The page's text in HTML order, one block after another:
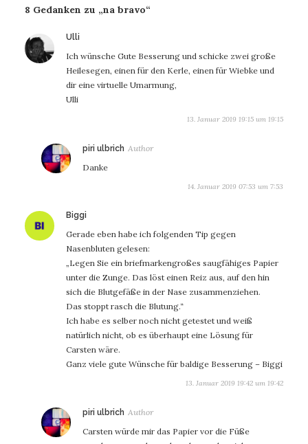
8 Gedanken zu „na bravo“
Ulli
Ich wünsche Gute Besserung und schicke zwei große
Heilesegen, einen für den Kerle, einen für Wiebke und
dir eine virtuelle Umarmung,
Ulli
13. Januar 2019 19:15 um 19:15
piri ulbrich sagt:
Danke
14. Januar 2019 07:53 um 7:53
Biggi
Gerade eben habe ich folgenden Tip gegen
Nasenbluten gelesen:
„Legen Sie ein briefmarkengroßes saugfähiges Papier
unter die Zunge. Das löst einen Reiz aus, auf den hin
sich die Blutgefäße in der Nase zusammenziehen.
Das stoppt rasch die Blutung.“
Ich habe es selber noch nicht getestet und weiß
natürlich nicht, ob es überhaupt eine Lösung für
Carsten wäre.
Ganz viele gute Wünsche für baldige Besserung – Biggi
13. Januar 2019 19:42 um 19:42
piri ulbrich sagt:
Carsten würde mir das Papier vor die Füße